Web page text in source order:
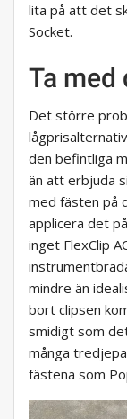
lita på att det
Socket.
Ta med
Det större
den befintliga
än att erbjuda
med fästen på
applicera det
inget FlexClip
mindre än
bort clipsen
smidigt som
många
fästena som